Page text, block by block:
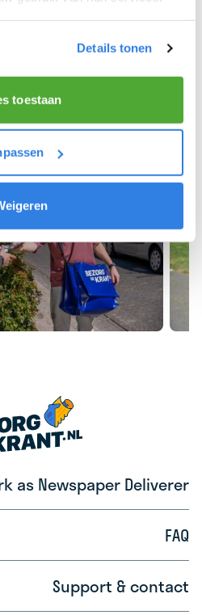
Details tonen
toestaan
deliverer!
as Newspaper Deliverer
FAQ
Support & contact